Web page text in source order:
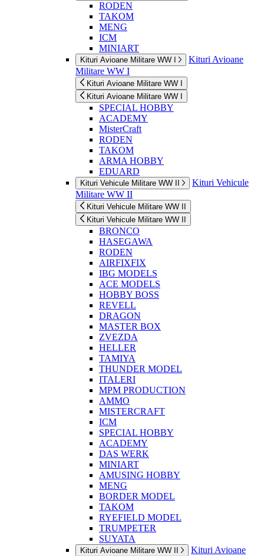
RODEN
TAKOM
MENG
ICM
MINIART
Kituri Avioane Militare WW I
Kituri Avioane
Militare WW I
Kituri Avioane Militare WW I
Kituri Avioane Militare WW I
SPECIAL HOBBY
ACADEMY
MisterCraft
RODEN
TAKOM
ARMA HOBBY
EDUARD
Kituri Vehicule Militare WW II
Kituri Vehicule
Militare WW II
Kituri Vehicule Militare WW II
Kituri Vehicule Militare WW II
BRONCO
HASEGAWA
RODEN
AIRFIXFIX
IBG MODELS
ACE MODELS
HOBBY BOSS
REVELL
DRAGON
MASTER BOX
ZVEZDA
HELLER
TAMIYA
THUNDER MODEL
ITALERI
MPM PRODUCTION
AMMO
MISTERCRAFT
ICM
SPECIAL HOBBY
ACADEMY
DAS WERK
MINIART
AMUSING HOBBY
MENG
BORDER MODEL
TAKOM
RYEFIELD MODEL
TRUMPETER
SUYATA
Kituri Avioane Militare WW II
Kituri Avioane